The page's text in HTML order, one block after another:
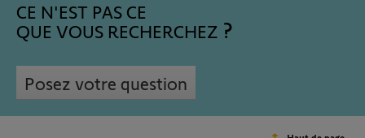
CE N'EST PAS CE
QUE VOUS RECHERCHEZ
Posez votre question